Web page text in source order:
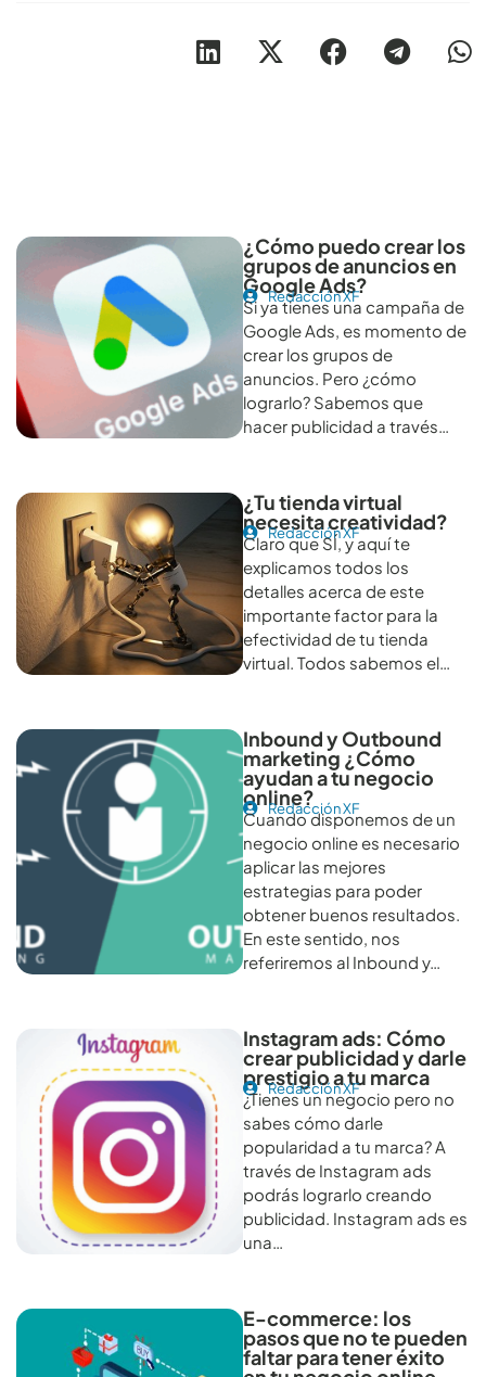
¿Cómo puedo crear los
grupos de anuncios en
Google Ads?
Redacción XF
Si ya tienes una campaña de
Google Ads, es momento de
crear los grupos de
anuncios. Pero ¿cómo
lograrlo? Sabemos que
hacer publicidad a través…
¿Tu tienda virtual
necesita creatividad?
Redacción XF
Claro que SÍ, y aquí te
explicamos todos los
detalles acerca de este
importante factor para la
efectividad de tu tienda
virtual. Todos sabemos el…
Inbound y Outbound
marketing ¿Cómo
ayudan a tu negocio
online?
Redacción XF
Cuando disponemos de un
negocio online es necesario
aplicar las mejores
estrategias para poder
obtener buenos resultados.
En este sentido, nos
referiremos al Inbound y…
Instagram ads: Cómo
crear publicidad y darle
prestigio a tu marca
Redacción XF
¿Tienes un negocio pero no
sabes cómo darle
popularidad a tu marca? A
través de Instagram ads
podrás lograrlo creando
publicidad. Instagram ads es
una…
E-commerce: los
pasos que no te pueden
faltar para tener éxito